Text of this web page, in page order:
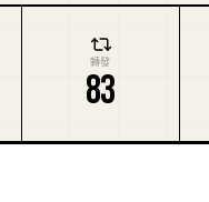
轉發
83